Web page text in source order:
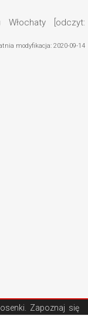
Włochaty [odczyt:
modyfikacja: 2020-09-14
. Zapoznaj się